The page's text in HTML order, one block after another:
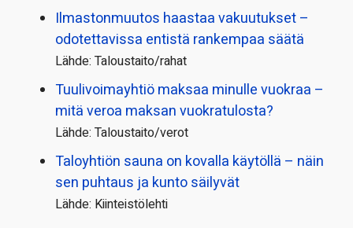
Ilmastonmuutos haastaa vakuutukset –
odotettavissa entistä rankempaa säätä
Lähde: Taloustaito/rahat
Tuulivoimayhtiö maksaa minulle vuokraa –
mitä veroa maksan vuokratulosta?
Lähde: Taloustaito/verot
Taloyhtiön sauna on kovalla käytöllä – näin
sen puhtaus ja kunto säilyvät
Lähde: Kiinteistölehti